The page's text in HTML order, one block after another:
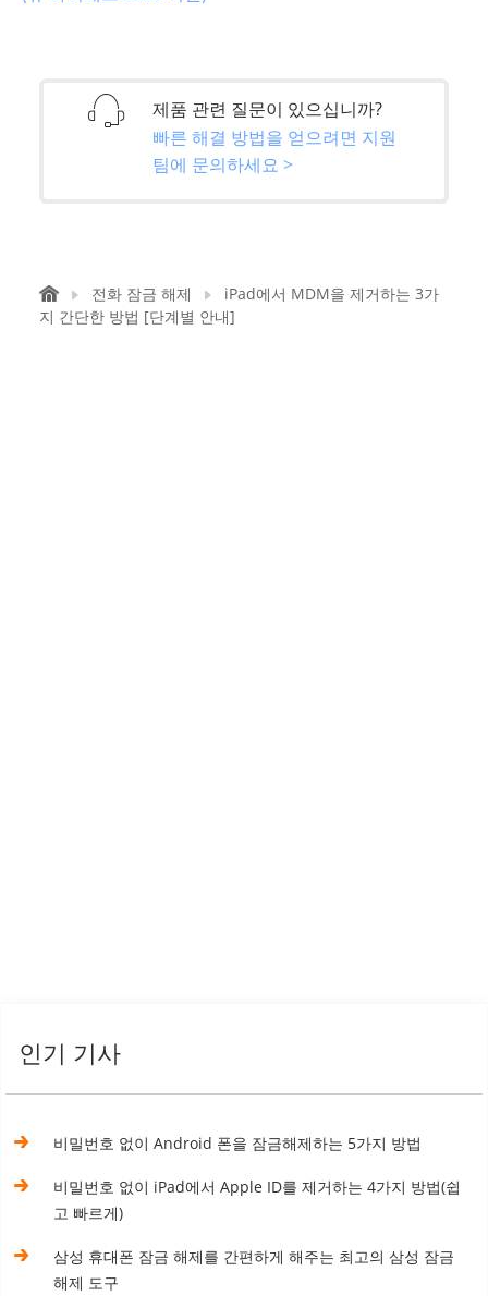
제품 관련 질문이 있으십니까?
빠른 해결 방법을 얻으려면 지원
팀에 문의하세요 >
전화 잠금 해제
iPad에서 MDM을 제거하는 3가
지 간단한 방법 [단계별 안내]
인기 기사
비밀번호 없이 Android 폰을 잠금해제하는 5가지 방법
비밀번호 없이 iPad에서 Apple ID를 제거하는 4가지 방법(쉽
고 빠르게)
삼성 휴대폰 잠금 해제를 간편하게 해주는 최고의 삼성 잠금
해제 도구